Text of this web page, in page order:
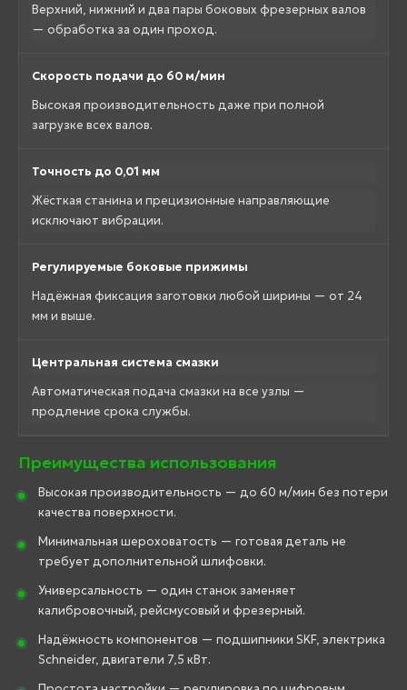
Верхний, нижний и два пары боковых фрезерных валов
— обработка за один проход.
Скорость подачи до 60 м/мин
Высокая производительность даже при полной
загрузке всех валов.
Точность до 0,01 мм
Жёсткая станина и прецизионные направляющие
исключают вибрации.
Регулируемые боковые прижимы
Надёжная фиксация заготовки любой ширины — от 24
мм и выше.
Центральная система смазки
Автоматическая подача смазки на все узлы —
продление срока службы.
Преимущества использования
Высокая производительность — до 60 м/мин без потери
качества поверхности.
Минимальная шероховатость — готовая деталь не
требует дополнительной шлифовки.
Универсальность — один станок заменяет
калибровочный, рейсмусовый и фрезерный.
Надёжность компонентов — подшипники SKF, электрика
Schneider, двигатели 7,5 кВт.